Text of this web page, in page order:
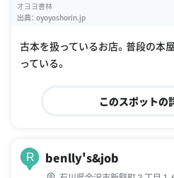
オヨヨ書林
出典： oyoyoshorin.jp
古本を扱っているお店。普段の本
っている。
このスポットの
R benlly's&job